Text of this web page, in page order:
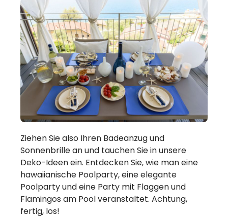
Ziehen Sie also Ihren Badeanzug und
Sonnenbrille an und tauchen Sie in unsere
Deko-Ideen ein. Entdecken Sie, wie man eine
hawaiianische Poolparty, eine elegante
Poolparty und eine Party mit Flaggen und
Flamingos am Pool veranstaltet. Achtung,
fertig, los!